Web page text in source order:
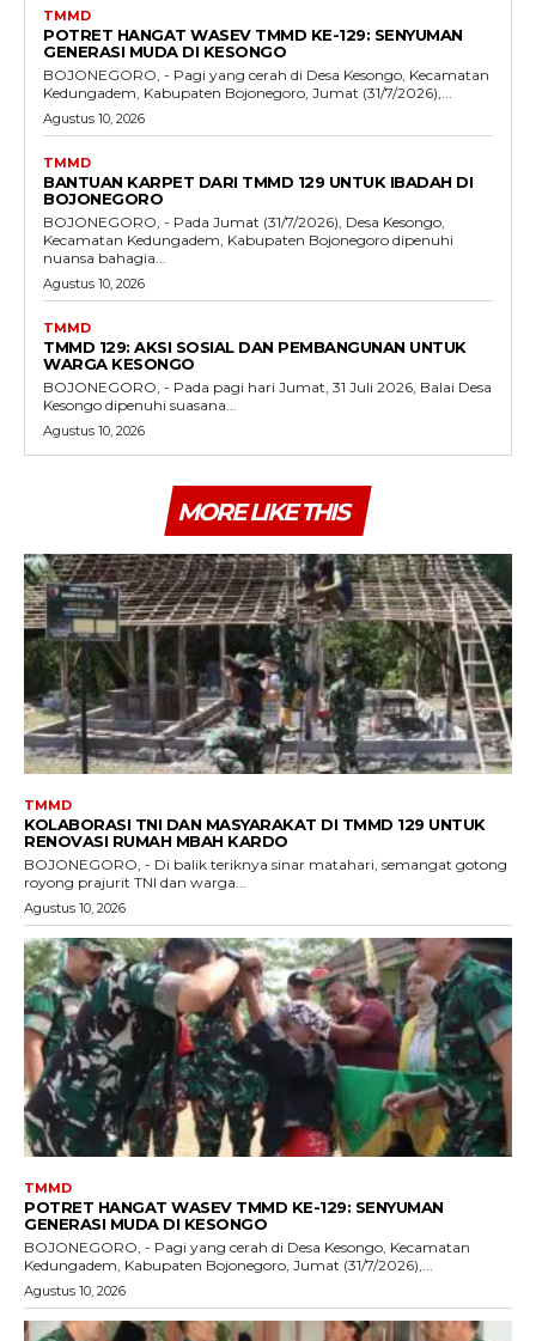
TMMD
POTRET HANGAT WASEV TMMD KE-129: SENYUMAN
GENERASI MUDA DI KESONGO
BOJONEGORO, - Pagi yang cerah di Desa Kesongo, Kecamatan
Kedungadem, Kabupaten Bojonegoro, Jumat (31/7/2026),...
Agustus 10, 2026
TMMD
BANTUAN KARPET DARI TMMD 129 UNTUK IBADAH DI
BOJONEGORO
BOJONEGORO, - Pada Jumat (31/7/2026), Desa Kesongo,
Kecamatan Kedungadem, Kabupaten Bojonegoro dipenuhi
nuansa bahagia...
Agustus 10, 2026
TMMD
TMMD 129: AKSI SOSIAL DAN PEMBANGUNAN UNTUK
WARGA KESONGO
BOJONEGORO, - Pada pagi hari Jumat, 31 Juli 2026, Balai Desa
Kesongo dipenuhi suasana...
Agustus 10, 2026
MORE LIKE THIS
TMMD
KOLABORASI TNI DAN MASYARAKAT DI TMMD 129 UNTUK
RENOVASI RUMAH MBAH KARDO
BOJONEGORO, - Di balik teriknya sinar matahari, semangat gotong
royong prajurit TNI dan warga...
Agustus 10, 2026
TMMD
POTRET HANGAT WASEV TMMD KE-129: SENYUMAN
GENERASI MUDA DI KESONGO
BOJONEGORO, - Pagi yang cerah di Desa Kesongo, Kecamatan
Kedungadem, Kabupaten Bojonegoro, Jumat (31/7/2026),...
Agustus 10, 2026